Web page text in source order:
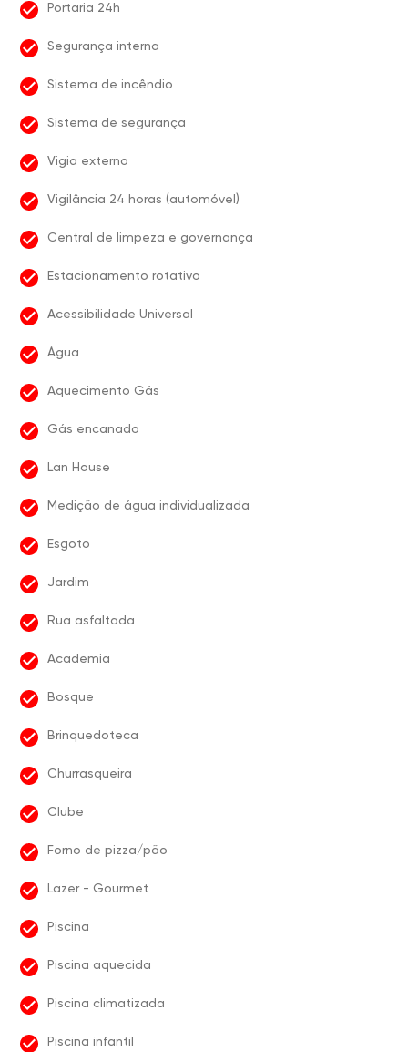
Portaria 24h
Segurança interna
Sistema de incêndio
Sistema de segurança
Vigia externo
Vigilância 24 horas (automóvel)
Central de limpeza e governança
Estacionamento rotativo
Acessibilidade Universal
Água
Aquecimento Gás
Gás encanado
Lan House
Medição de água individualizada
Esgoto
Jardim
Rua asfaltada
Academia
Bosque
Brinquedoteca
Churrasqueira
Clube
Forno de pizza/pão
Lazer - Gourmet
Piscina
Piscina aquecida
Piscina climatizada
Piscina infantil